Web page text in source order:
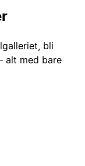
bli
alt med bare